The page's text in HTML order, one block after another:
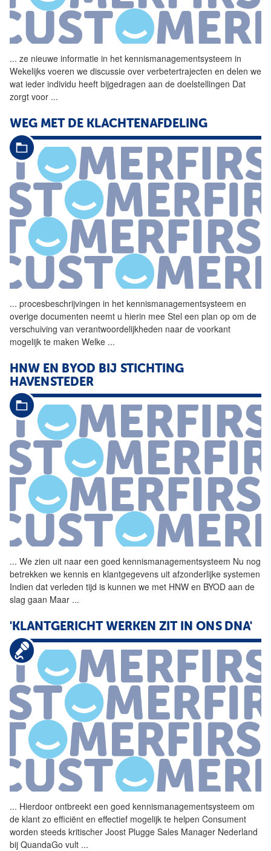
... ze nieuwe informatie in het kennismanagementsysteem in
Wekelijks voeren we discussie over verbetertrajecten en delen we
wat ieder individu heeft bijgedragen aan de doelstellingen Dat
zorgt voor ...
WEG MET DE KLACHTENAFDELING
... procesbeschrijvingen in het kennismanagementsysteem en
overige documenten neemt u hierin mee Stel een plan op om de
verschuiving van verantwoordelijkheden naar de voorkant
mogelijk te maken Welke ...
HNW EN BYOD BIJ STICHTING
HAVENSTEDER
... We zien uit naar een goed kennismanagementsysteem Nu nog
betrekken we kennis en klantgegevens uit afzonderlijke systemen
Indien dat verleden tijd is kunnen we met HNW en BYOD aan de
slag gaan Maar ...
'KLANTGERICHT WERKEN ZIT IN ONS DNA'
... Hierdoor ontbreekt een goed kennismanagementsysteem om
de klant zo efficiënt en effectief mogelijk te helpen Consument
worden steeds kritischer Joost Plugge Sales Manager Nederland
bij QuandaGo vult ...